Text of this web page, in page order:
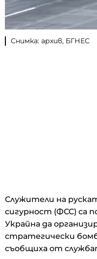
Снимка: архив, БГНЕС
Служители на
сигурност (ФСС) са
Украйна да
стратегически
съобщиха от